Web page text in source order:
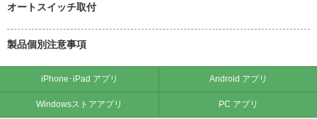
オートスイッチ取付
製品個別注意事項
iPhone･iPad アプリ Android アプリ
Windowsストアアプリ PC アプリ